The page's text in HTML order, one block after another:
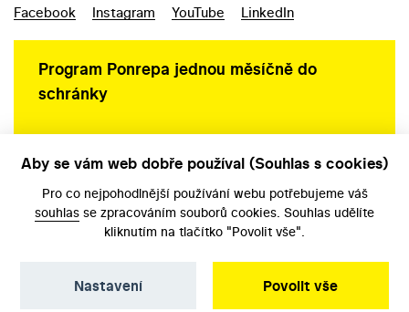
Facebook Instagram YouTube LinkedIn
Program Ponrepa jednou měsíčně do
schránky
Aby se vám web dobře používal (Souhlas s cookies)
Pro co nejpohodlnější používání webu potřebujeme váš
souhlas se zpracováním souborů cookies. Souhlas udělíte
kliknutím na tlačítko "Povolit vše".
Povolit vše
Nastavení